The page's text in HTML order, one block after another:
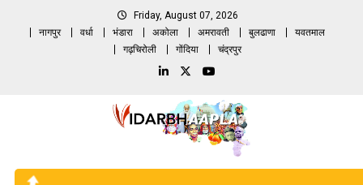
Friday, August 07, 2026
नागपुर
वर्धा भंडारा अकोला अमरावती बुलढाणा
यवतमाल
गढ़चिरोली
गोंदिया चंद्रपुर